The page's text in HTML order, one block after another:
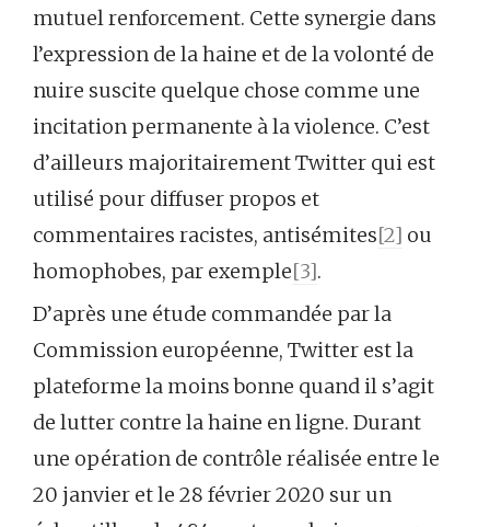
mutuel renforcement. Cette synergie dans
l’expression de la haine et de la volonté de
nuire suscite quelque chose comme une
incitation permanente à la violence. C’est
d’ailleurs majoritairement Twitter qui est
utilisé pour diffuser propos et
commentaires racistes, antisémites[2] ou
homophobes, par exemple[3].
D’après une étude commandée par la
Commission européenne, Twitter est la
plateforme la moins bonne quand il s’agit
de lutter contre la haine en ligne. Durant
une opération de contrôle réalisée entre le
20 janvier et le 28 février 2020 sur un